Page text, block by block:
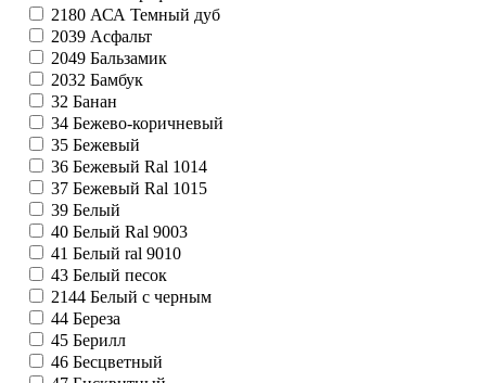
2180 АСА Темный дуб
2039 Асфальт
2049 Бальзамик
2032 Бамбук
32 Банан
34 Бежево-коричневый
35 Бежевый
36 Бежевый Ral 1014
37 Бежевый Ral 1015
39 Белый
40 Белый Ral 9003
41 Белый ral 9010
43 Белый песок
2144 Белый с черным
44 Береза
45 Берилл
46 Бесцветный